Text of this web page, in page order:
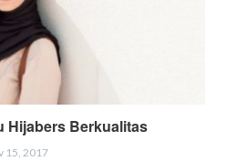
Hijabers Berkualitas
15, 2017